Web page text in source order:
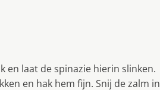
en laat de spinazie hierin slinken.
en hak hem fijn. Snij de zalm in